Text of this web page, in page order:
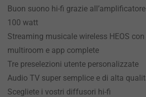
Buon suono hi-fi grazie
100 watt
Streaming musicale wireless HEOS
multiroom e app complete
Tre preselezioni utente personalizzate
Audio TV super semplice e di alta
Scegliete i vostri diffusori hi-fi